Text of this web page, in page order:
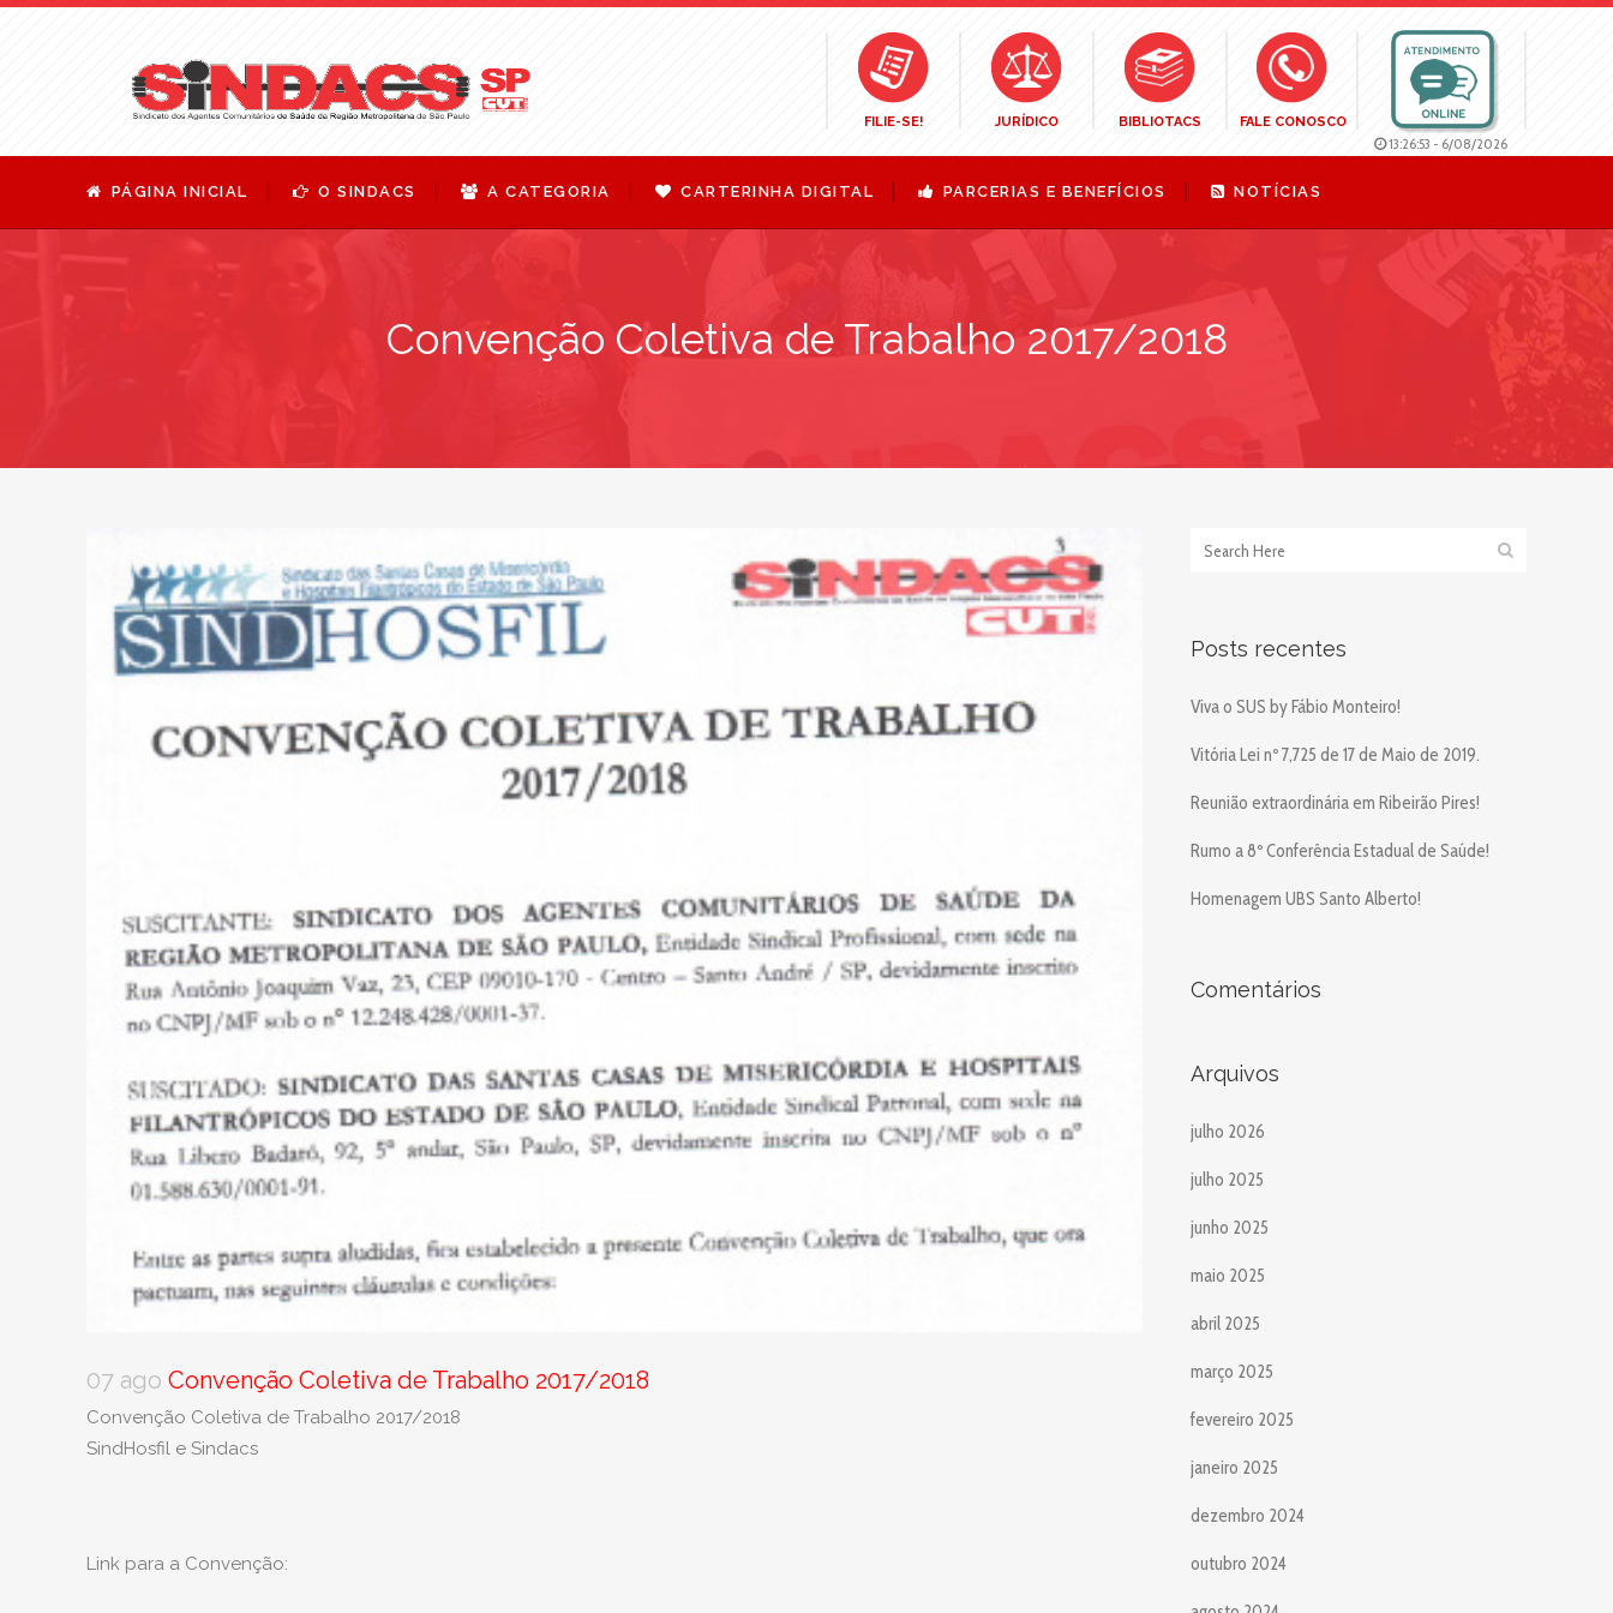
13:26:54 - 6/08/2026
FILIE-SE! JURÍDICO BIBLIOTACS FALE CONOSCO
PÁGINA INICIAL O SINDACS A CATEGORIA CARTERINHA DIGITAL PARCERIAS E BENEFÍCIOS NOTÍCIAS
Convenção Coletiva de Trabalho 2017/2018
07 ago Convenção Coletiva de Trabalho 2017/2018
Convenção Coletiva de Trabalho 2017/2018
SindHosfil e Sindacs
Link para a Convenção:
Posts recentes
Viva o SUS by Fábio Monteiro!
Vitória Lei nº 7,725 de 17 de Maio de 2019.
Reunião extraordinária em Ribeirão Pires!
Rumo a 8º Conferência Estadual de Saúde!
Homenagem UBS Santo Alberto!
Comentários
Arquivos
julho 2026
julho 2025
junho 2025
maio 2025
abril 2025
março 2025
fevereiro 2025
janeiro 2025
dezembro 2024
outubro 2024